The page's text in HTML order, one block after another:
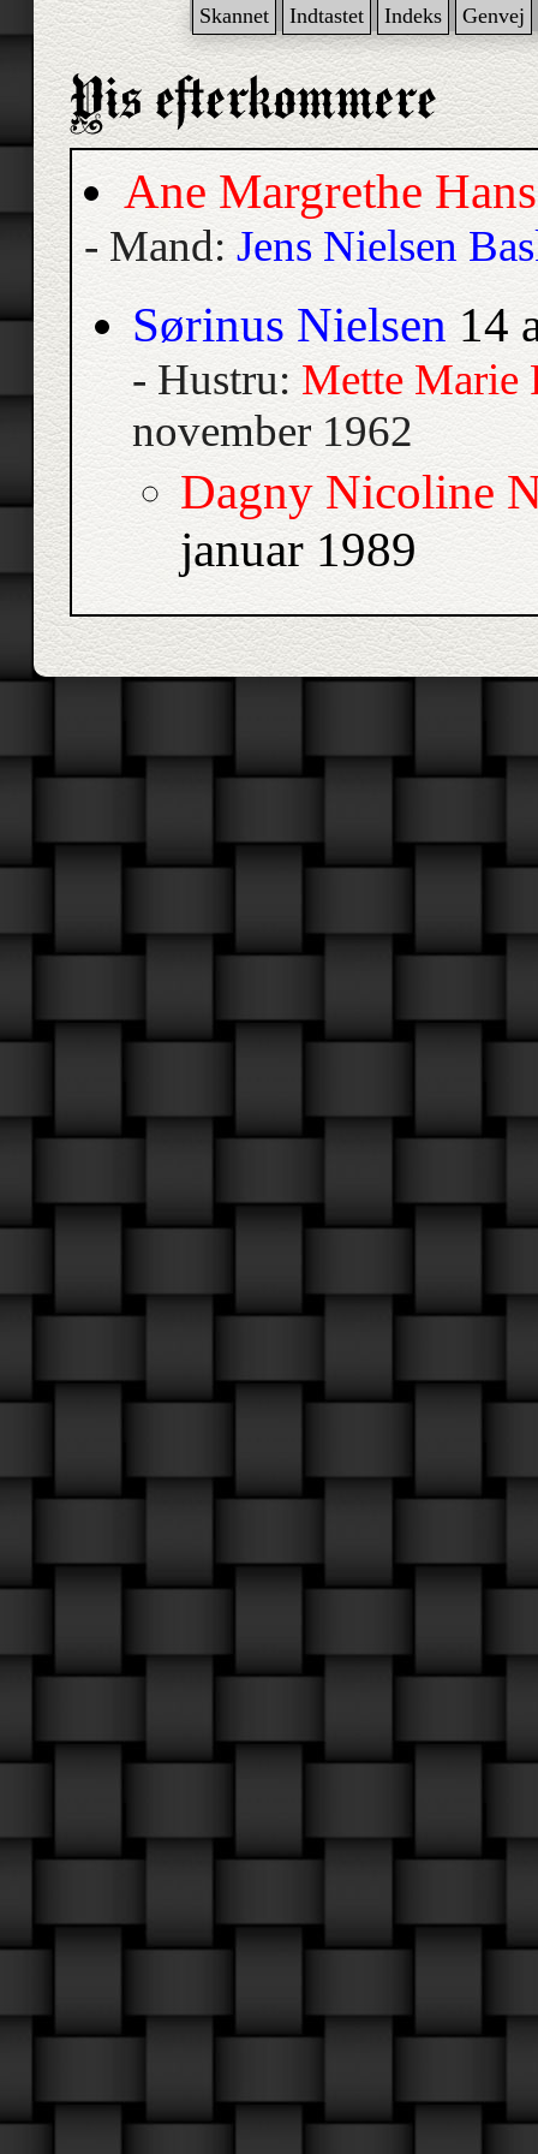
Skannet Indtastet Indeks Genvej
Ane Margrethe
- Mand: Jens Nielsen
Sørinus Nielsen 14
- Hustru: Mette Marie
november 1962
Dagny Nicoline
januar 1989